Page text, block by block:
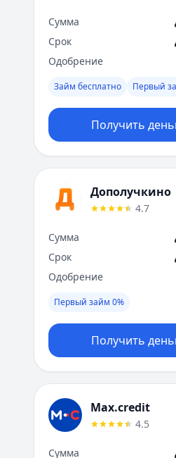
Сумма
Срок
Одобрение
Займ бесплатно Первый
Получить
Дополучкино
4.7
Сумма
Срок
Одобрение
Первый займ 0%
Получить
Max.credit
4.5
Сумма